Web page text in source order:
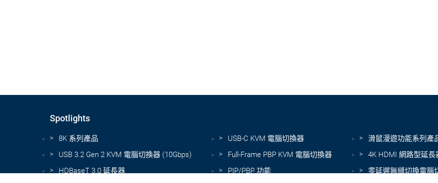
Spotlights
8K 系列產品
USB 3.2 Gen 2 KVM 電腦切換器 (10Gbps)
HDBaseT 3.0 延長器
USB-C KVM 電腦切換器
Full-Frame PBP KVM 電腦切換器
PIP/PBP 功能
滑鼠漫遊功能系列產
4K HDMI 網路型延長
零延遲無縫切換電腦